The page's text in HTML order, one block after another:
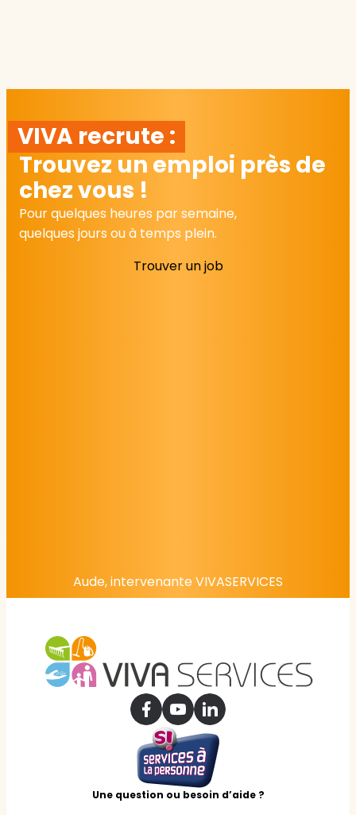
VIVA recrute :
Trouvez un emploi près de
chez vous !
Pour quelques heures par semaine,
quelques jours ou à temps plein.
Trouver un job
Aude, intervenante VIVASERVICES
Une question ou besoin d’aide ?